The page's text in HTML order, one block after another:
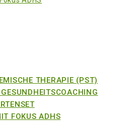
THERAPIE (PST)
FOKUS ADHS